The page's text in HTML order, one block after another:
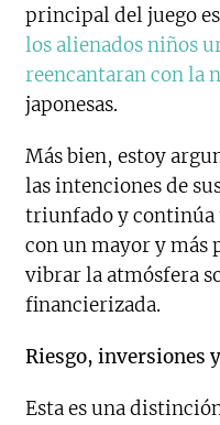
principal del juego
los alienados niños
reencantaran con la
japonesas.
Más bien, estoy
las intenciones de
triunfado y continúa
con un mayor y más
vibrar la atmósfera
financierizada.
Riesgo, inversiones
Esta es una